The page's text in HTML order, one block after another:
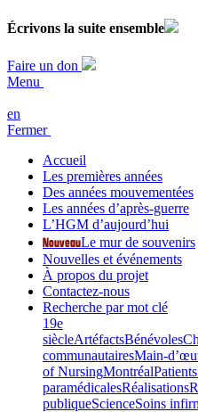
Écrivons la suite ensemble
Faire un don
Menu
en
Fermer
Accueil
Les premières années
Des années mouvementées
Les années d’après-guerre
L’HGM d’aujourd’hui
NouveauLe mur de souvenirs
Nouvelles et événements
À propos du projet
Contactez-nous
Recherche par mot clé
19e
siècleArtéfactsBénévoles
communautairesMain-
of NursingMontréalPatients
paramédicalesRéalisations
publiqueScienceSoins